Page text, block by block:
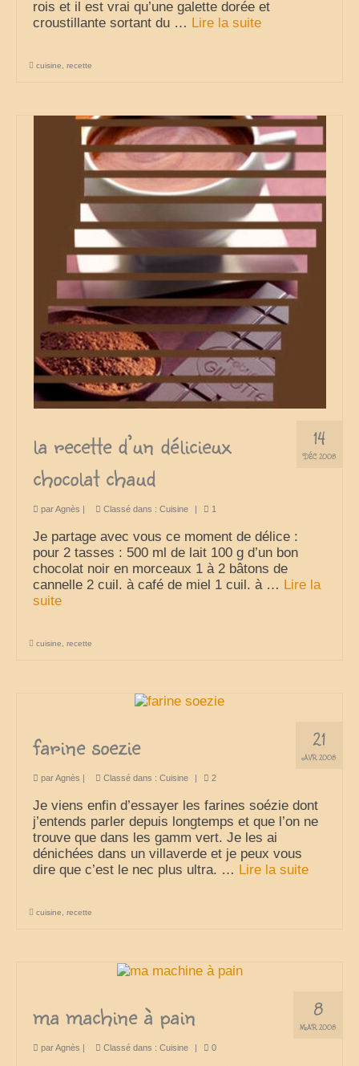
rois et il est vrai qu’une galette dorée et
croustillante sortant du … Lire la suite­­
cuisine recette
14
DÉC 2008
la recette d’un délicieux
chocolat chaud
parAgnès | Classé dans : Cuisine | 1
Je partage avec vous ce moment de délice :
pour 2 tasses : 500 ml de lait 100 g d’un bon
chocolat noir en morceaux 1 à 2 bâtons de
cannelle 2 cuil. à café de miel 1 cuil. à … Lire la
suite­­
cuisine recette
21
AVR 2008
farine soezie
parAgnès | Classé dans : Cuisine | 2
Je viens enfin d’essayer les farines soézie dont
j’entends parler depuis longtemps et que l’on ne
trouve que dans les gamm vert. Je les ai
dénichées dans un villaverde et je peux vous
dire que c’est le nec plus ultra. … Lire la suite­­
cuisine recette
8
MAR 2008
ma machine à pain
parAgnès | Classé dans : Cuisine | 0